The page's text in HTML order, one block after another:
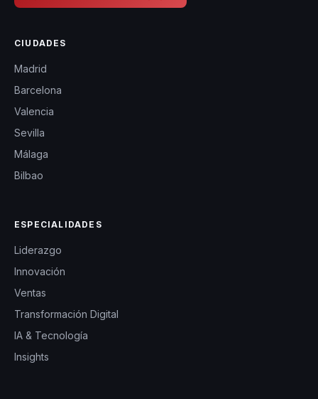
CIUDADES
Madrid
Barcelona
Valencia
Sevilla
Málaga
Bilbao
ESPECIALIDADES
Liderazgo
Innovación
Ventas
Transformación Digital
IA & Tecnología
Insights